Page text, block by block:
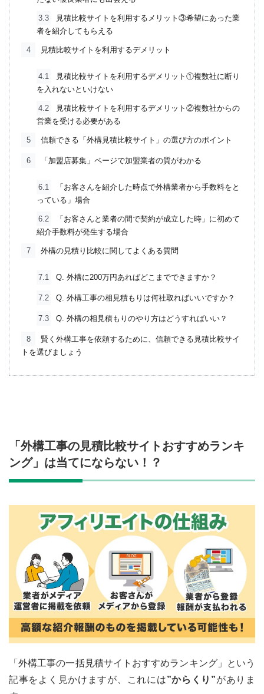
3.3
見積比較サイトを利用するメリット③希望にあった業
者を紹介してもらえる
4 見積比較サイトを利用するデメリット
4.1
見積比較サイトを利用するデメリット①複数社に断り
を入れないといけない
4.2
見積比較サイトを利用するデメリット②複数社からの
営業を受ける必要がある
5 信頼できる「外構見積比較サイト」の選び方のポイント
6 「加盟店募集」ページで加盟業者の質がわかる
6.1
「お客さんを紹介した時点で外構業者から手数料をと
っている」場合
6.2
「お客さんと業者の間で契約が成立した時」に初めて
紹介手数料が発生する場合
7 外構の見積り比較に関してよくある質問
7.1 Q. 外構に200万円あればどこまでできますか？
7.2 Q. 外構工事の相見積もりは何社取ればいいですか？
7.3 Q. 外構の相見積もりのやり方はどうすればいい？
8
賢く外構工事を依頼するために、信頼できる見積比較サイ
トを選びましょう
「外構工事の見積比較サイトおすすめランキ
ング」は当てにならない！？
「外構工事の一括見積サイトおすすめランキング」という
記事をよく見かけますが、これには”からくり”がありま